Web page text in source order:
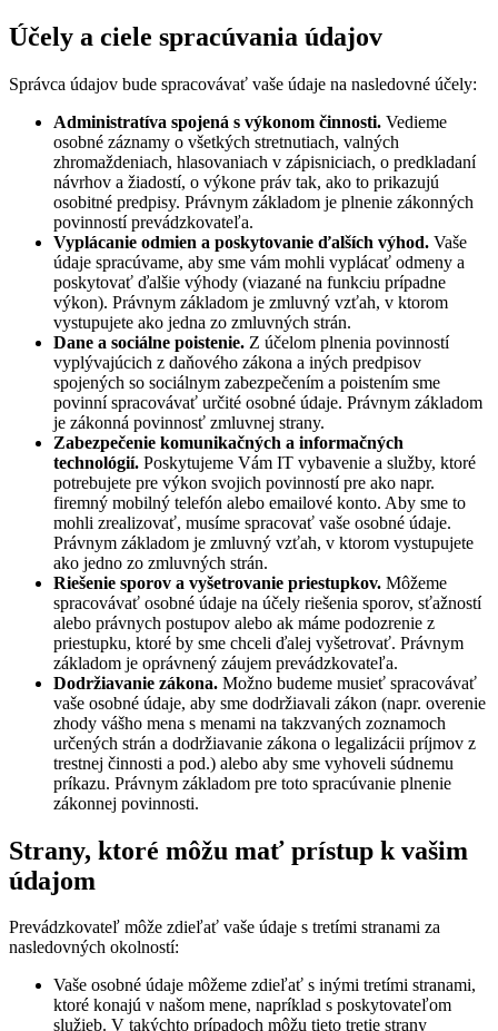
Účely a ciele spracúvania údajov
Správca údajov bude spracovávať vaše údaje na nasledovné účely:
Administratíva spojená s výkonom činnosti. Vedieme
osobné záznamy o všetkých stretnutiach, valných
zhromaždeniach, hlasovaniach v zápisniciach, o predkladaní
návrhov a žiadostí, o výkone práv tak, ako to prikazujú
osobitné predpisy. Právnym základom je plnenie zákonných
povinností prevádzkovateľa.
Vyplácanie odmien a poskytovanie ďalších výhod. Vaše
údaje spracúvame, aby sme vám mohli vyplácať odmeny a
poskytovať ďalšie výhody (viazané na funkciu prípadne
výkon). Právnym základom je zmluvný vzťah, v ktorom
vystupujete ako jedna zo zmluvných strán.
Dane a sociálne poistenie. Z účelom plnenia povinností
vyplývajúcich z daňového zákona a iných predpisov
spojených so sociálnym zabezpečením a poistením sme
povinní spracovávať určité osobné údaje. Právnym základom
je zákonná povinnosť zmluvnej strany.
Zabezpečenie komunikačných a informačných
technológií. Poskytujeme Vám IT vybavenie a služby, ktoré
potrebujete pre výkon svojich povinností pre ako napr.
firemný mobilný telefón alebo emailové konto. Aby sme to
mohli zrealizovať, musíme spracovať vaše osobné údaje.
Právnym základom je zmluvný vzťah, v ktorom vystupujete
ako jedno zo zmluvných strán.
Riešenie sporov a vyšetrovanie priestupkov. Môžeme
spracovávať osobné údaje na účely riešenia sporov, sťažností
alebo právnych postupov alebo ak máme podozrenie z
priestupku, ktoré by sme chceli ďalej vyšetrovať. Právnym
základom je oprávnený záujem prevádzkovateľa.
Dodržiavanie zákona. Možno budeme musieť spracovávať
vaše osobné údaje, aby sme dodržiavali zákon (napr. overenie
zhody vášho mena s menami na takzvaných zoznamoch
určených strán a dodržiavanie zákona o legalizácii príjmov z
trestnej činnosti a pod.) alebo aby sme vyhoveli súdnemu
príkazu. Právnym základom pre toto spracúvanie plnenie
zákonnej povinnosti.
Strany, ktoré môžu mať prístup k vašim
údajom
Prevádzkovateľ môže zdieľať vaše údaje s tretími stranami za
nasledovných okolností:
Vaše osobné údaje môžeme zdieľať s inými tretími stranami,
ktoré konajú v našom mene, napríklad s poskytovateľom
služieb. V takýchto prípadoch môžu tieto tretie strany